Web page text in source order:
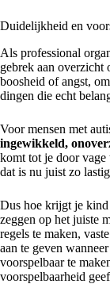
Duidelijkheid en
Als professional
gebrek aan overzicht
boosheid of angst,
dingen die echt
Voor mensen met
ingewikkeld,
komt tot je door vage
dat is nu juist zo
Dus hoe krijgt je kind
zeggen op het juiste
regels te maken,
aan te geven
voorspelbaar te
voorspelbaarheid